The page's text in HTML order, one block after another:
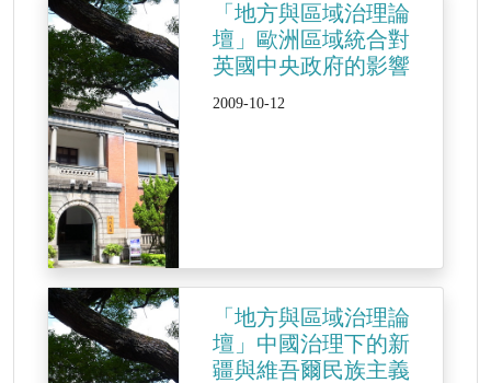
「地方與區域治理論
壇」歐洲區域統合對
英國中央政府的影響
2009-10-12
「地方與區域治理論
壇」中國治理下的新
疆與維吾爾民族主義